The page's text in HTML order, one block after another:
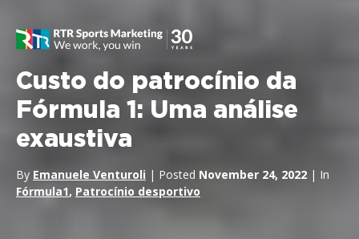
Custo do patrocínio da
Fórmula 1: Uma análise
exaustiva
By Emanuele Venturoli | Posted November 24, 2022 | In
Fórmula1, Patrocínio desportivo